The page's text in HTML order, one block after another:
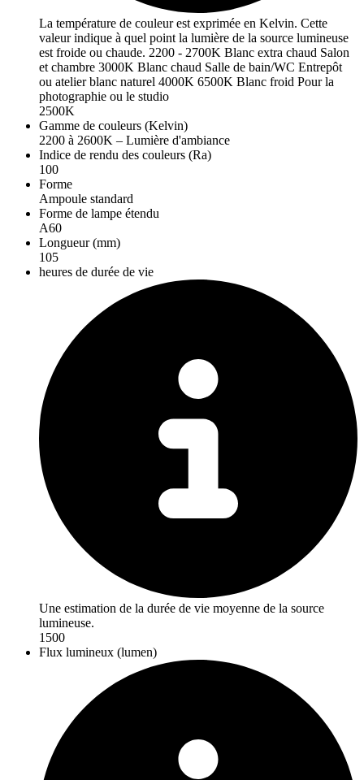
La température de couleur est exprimée en Kelvin. Cette
valeur indique à quel point la lumière de la source lumineuse
est froide ou chaude. 2200 - 2700K Blanc extra chaud Salon
et chambre 3000K Blanc chaud Salle de bain/WC Entrepôt
ou atelier blanc naturel 4000K 6500K Blanc froid Pour la
photographie ou le studio
2500K
Gamme de couleurs (Kelvin)
2200 à 2600K – Lumière d'ambiance
Indice de rendu des couleurs (Ra)
100
Forme
Ampoule standard
Forme de lampe étendu
A60
Longueur (mm)
105
heures de durée de vie
Une estimation de la durée de vie moyenne de la source
lumineuse.
1500
Flux lumineux (lumen)